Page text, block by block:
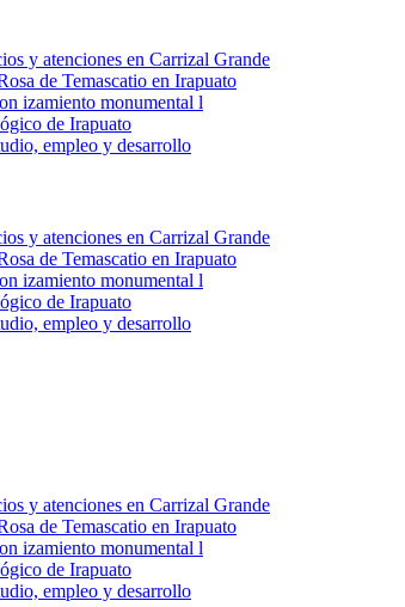
y atenciones en Carrizal Grande
de Temascatio en Irapuato
izamiento monumental l
de Irapuato
empleo y desarrollo
y atenciones en Carrizal Grande
de Temascatio en Irapuato
izamiento monumental l
de Irapuato
empleo y desarrollo
y atenciones en Carrizal Grande
de Temascatio en Irapuato
izamiento monumental l
de Irapuato
empleo y desarrollo